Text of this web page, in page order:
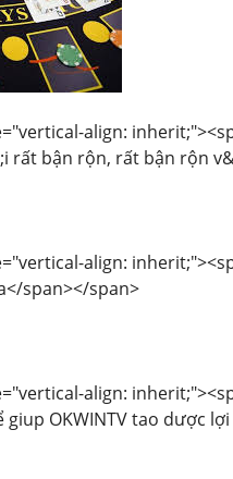
align:
rất bận rộn, rất bận rộn
align:
span></span>
align:
giup OKWINTV tao dược